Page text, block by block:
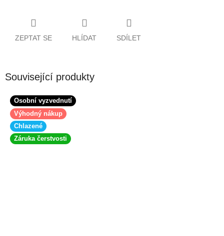
ZEPTAT SE HLÍDAT SDÍLET
Související produkty
Osobní vyzvednutí
Výhodný nákup
Chlazené
Záruka čerstvosti